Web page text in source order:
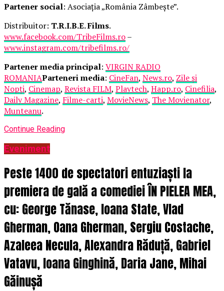
Partener social: Asociația „România Zâmbește”.
Distribuitor: T.R.I.B.E. Films.
www.facebook.com/TribeFilms.ro–
www.instagram.com/tribefilms.ro/
Partener media principal: VIRGIN RADIO
ROMANIAParteneri media: CineFan, News.ro, Zile și
Nopți, Cinemap, Revista FILM, Playtech, Happ.ro, Cinefilia,
Daily Magazine, Filme-carti, MovieNews, The Movienator,
Munteanu.
Continue Reading
Eveniment
Peste 1400 de spectatori entuziaști la
premiera de gală a comediei ÎN PIELEA MEA,
cu: George Tănase, Ioana State, Vlad
Gherman, Oana Gherman, Sergiu Costache,
Azaleea Necula, Alexandra Răduță, Gabriel
Vatavu, Ioana Ginghină, Daria Jane, Mihai
Găinușă